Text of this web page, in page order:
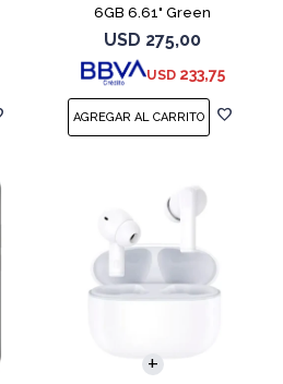
6GB 6.61" Green
USD 275,00
USD 233,75